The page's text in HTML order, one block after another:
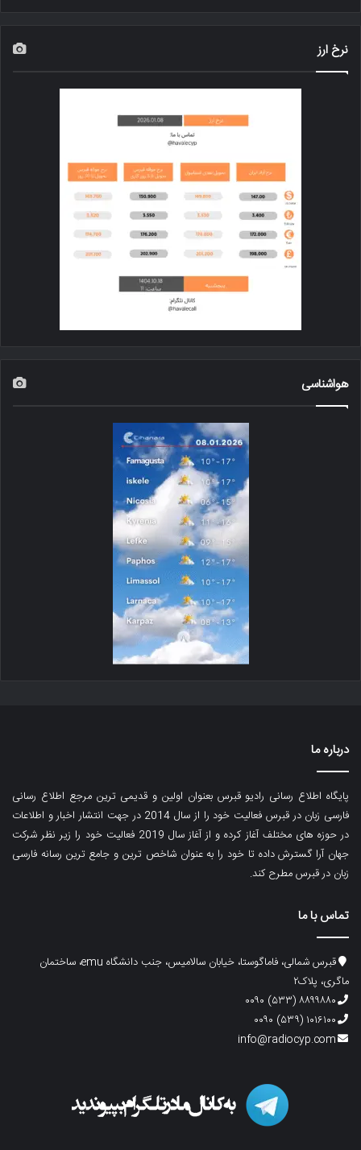
نرخ ارز
هواشناسی
درباره ما
پایگاه اطلاع رسانی رادیو قبرس بعنوان اولین و قدیمی ترین مرجع اطلاع رسانی
فارسی زبان در قبرس فعالیت خود را از سال 2014 در جهت انتشار اخبار و اطلاعات
در حوزه های مختلف آغاز کرده و از آغاز سال 2019 فعالیت خود را زیر نظر شرکت
جهان آرا گسترش داده تا خود را به عنوان شاخص ترین و جامع ترین رسانه فارسی
زبان در قبرس مطرح کند.
تماس با ما
قبرس شمالی، فاماگوستا، خیابان سالامیس، جنب دانشگاه emu، ساختمان
ماگری، پلاک۲
۸۸۹۹۸۸۰ (۵۳۳) ۰۰۹۰
۱۰۱۶۱۰۰ (۵۳۹) ۰۰۹۰
info@radiocyp.com